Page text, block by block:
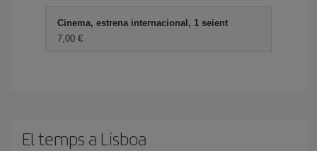
Cinema, estrena internacional, 1 seient
7,00
El temps a Lisboa